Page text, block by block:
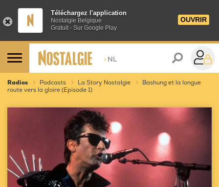
Téléchargez l'application
Nostalgie Belgique
Gratuit - Sur Google Play
OUVRIR
> NL
Radios Podcasts La Story Nostalgie
Bashung et la longue
route vers la gloire (Episode 1)